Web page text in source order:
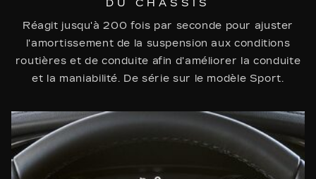
DU CHÂSSIS
Réagit jusqu'à 200 fois par seconde pour ajuster
l'amortissement de la suspension aux conditions
routières et de conduite afin d'améliorer la conduite
et la maniabilité. De série sur le modèle Sport.